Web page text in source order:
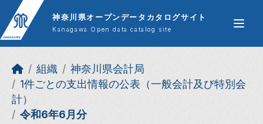
Skip to main content
神奈川県オープンデータカタログサイト
Kanagawa Open data catalog site
組織
神奈川県会計局
1件ごとの支出情報の公表（一般会計及び特別会
計）
令和6年6月分